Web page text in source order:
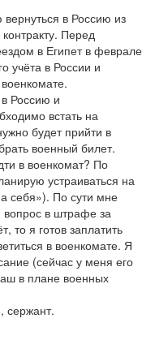
в Россию из
Перед
в Египет в феврале
учёта в России и
Россию и
встать на
будет прийти в
военный билет.
в военкомат? По
устраиваться на
себя»). По сути мне
в штрафе за
то я готов заплатить
в военкомате. Я
(сейчас у меня его
в плане военных
сержант.